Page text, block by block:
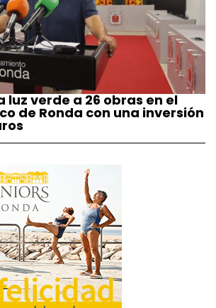
luz verde a 26 obras en el
de Ronda con una inversión